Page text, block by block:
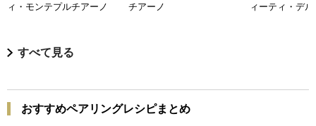
ィ・モンテプルチアーノ
チアーノ
ィーティ・デ
すべて見る
おすすめペアリングレシピまとめ